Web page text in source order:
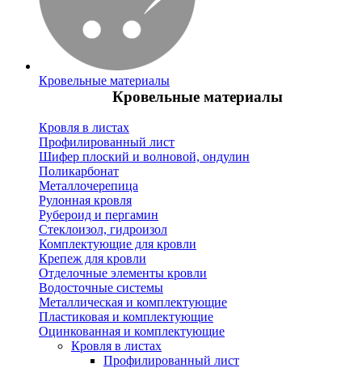
Кровельные материалы
Кровельные материалы
Кровля в листах
Профилированный лист
Шифер плоский и волновой, ондулин
Поликарбонат
Металлочерепица
Рулонная кровля
Рубероид и пергамин
Стеклоизол, гидроизол
Комплектующие для кровли
Крепеж для кровли
Отделочные элементы кровли
Водосточные системы
Металлическая и комплектующие
Пластиковая и комплектующие
Оцинкованная и комплектующие
Кровля в листах
Профилированный лист